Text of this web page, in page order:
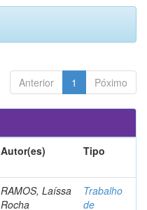
Anterior 1 Póximo
Autor(es) Tipo
RAMOS, Laíssa
Rocha
Trabalho
de